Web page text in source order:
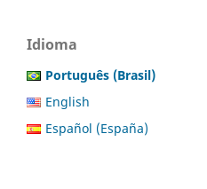
Idioma
Português (Brasil)
English
Español (España)